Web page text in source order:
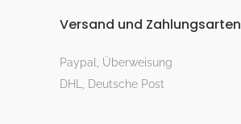
Versand und Zahlungsarten
Paypal, Überweisung
DHL, Deutsche Post